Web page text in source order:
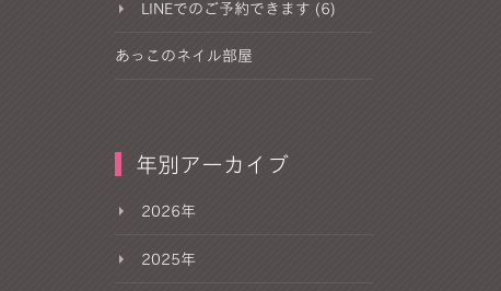
LINEでのご予約できます (6)
あっこのネイル部屋
年別アーカイブ
2026年
2025年